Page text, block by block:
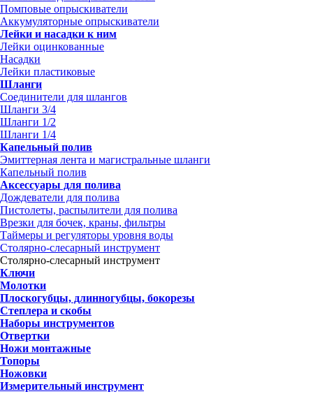
Помповые опрыскиватели
Аккумуляторные опрыскиватели
Лейки и насадки к ним
Лейки оцинкованные
Насадки
Лейки пластиковые
Шланги
Соединители для шлангов
Шланги 3/4
Шланги 1/2
Шланги 1/4
Капельный полив
Эмиттерная лента и магистральные шланги
Капельный полив
Аксессуары для полива
Дождеватели для полива
Пистолеты, распылители для полива
Врезки для бочек, краны, фильтры
Таймеры и регуляторы уровня воды
Столярно-слесарный инструмент
Столярно-слесарный инструмент
Ключи
Молотки
Плоскогубцы, длинногубцы, бокорезы
Степлера и скобы
Наборы инструментов
Отвертки
Ножи монтажные
Топоры
Ножовки
Измерительный инструмент